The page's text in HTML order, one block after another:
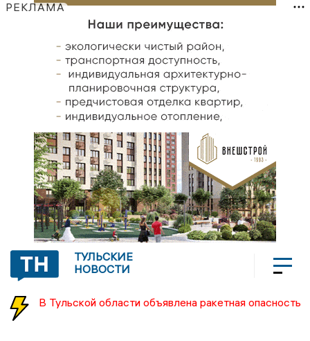
РЕКЛАМА
ТУЛЬСКИЕ
НОВОСТИ
В Тульской области объявлена ракетная опасность